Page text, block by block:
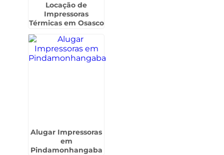
Locação de
Impressoras
Térmicas em Osasco
Alugar Impressoras
em
Pindamonhangaba